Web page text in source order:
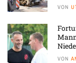
VON
VON